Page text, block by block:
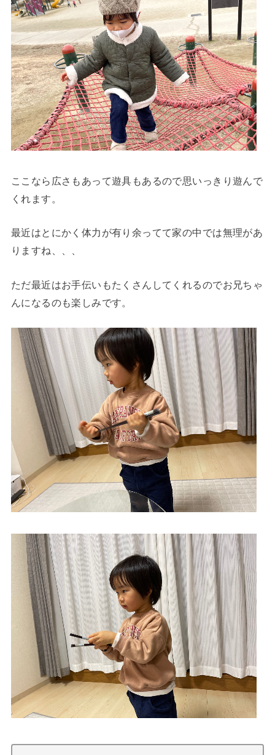
ここなら広さもあって遊具もあるので思いっきり遊んで
くれます。
最近はとにかく体力が有り余ってて家の中では無理があ
りますね、、、
ただ最近はお手伝いもたくさんしてくれるのでお兄ちゃ
んになるのも楽しみです。